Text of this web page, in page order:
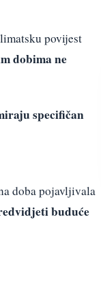
povijest
dobima ne
specifičan
doba pojavljivala
buduće